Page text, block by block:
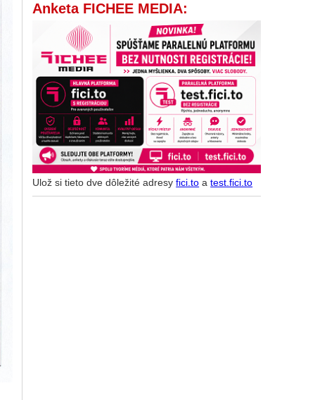
Anketa FICHEE MEDIA:
Ulož si tieto dve dôležité adresyfici.to atest.fici.to